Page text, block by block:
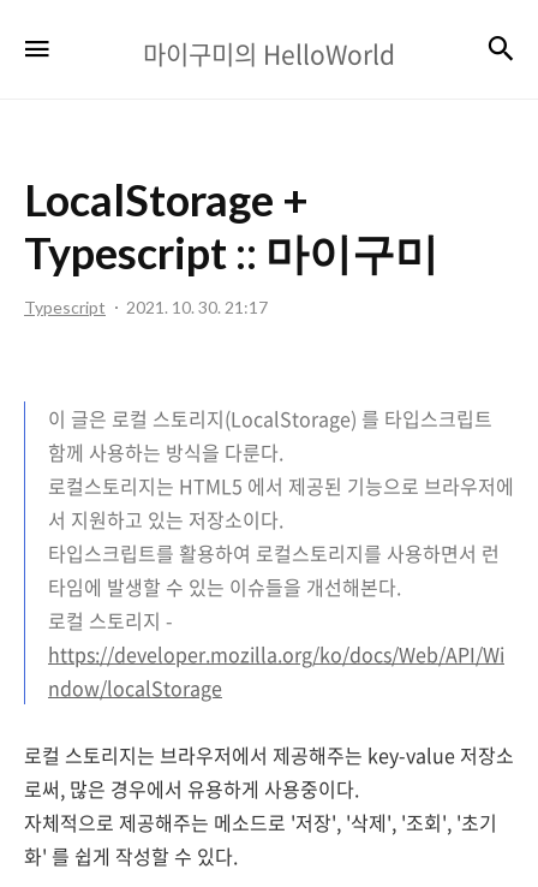
이
의
HelloWorld
마이구미의 HelloWorld
LocalStorage +
Typescript :: 마이구미
Typescript 2021. 10. 30. 21:17
이 글은 로컬 스토리지(LocalStorage) 를 타입스크립트
함께 사용하는 방식을 다룬다.
로컬스토리지는 HTML5 에서 제공된 기능으로 브라우저에
서 지원하고 있는 저장소이다.
타입스크립트를 활용하여 로컬스토리지를 사용하면서 런
타임에 발생할 수 있는 이슈들을 개선해본다.
로컬 스토리지 -
https://developer.mozilla.org/ko/docs/Web/API/Wi
ndow/localStorage
로컬 스토리지는 브라우저에서 제공해주는 key-value 저장소
로써, 많은 경우에서 유용하게 사용중이다.
자체적으로 제공해주는 메소드로 '저장', '삭제', '조회', '초기
화' 를 쉽게 작성할 수 있다.